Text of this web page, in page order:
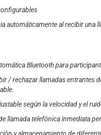
automáticamente al recibir una
Bluetooth para
/ rechazar llamadas entrantes
según la velocidad y el
llamada telefónica inmediata
y almacenamiento de